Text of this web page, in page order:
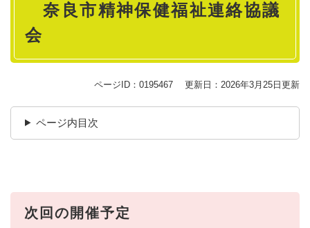
奈良市精神保健福祉連絡協議
会
ページID：0195467 更新日：2026年3月25日更新
ページ内目次
次回の開催予定